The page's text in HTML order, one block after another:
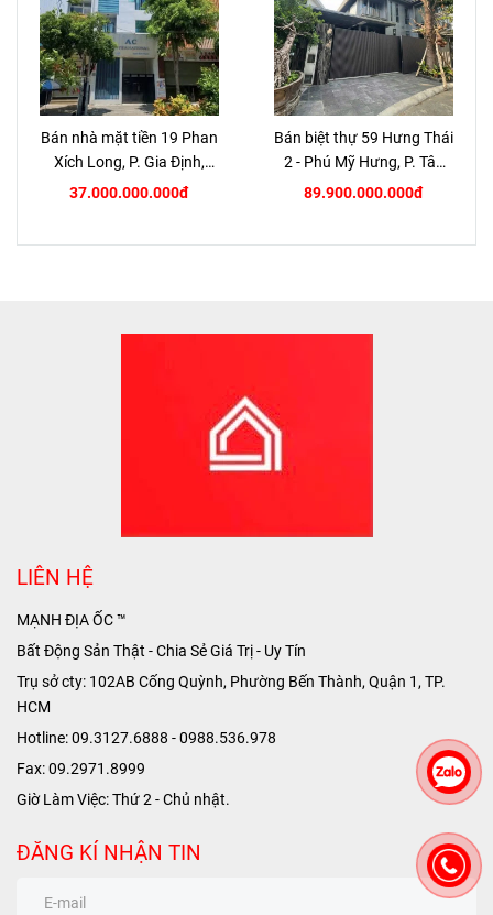
Bán nhà mặt tiền 19 Phan
Xích Long, P. Gia Định,
TP.HCM
37.000.000.000đ
Bán biệt thự 59 Hưng Thái
2 - Phú Mỹ Hưng, P. Tân
Hưng, Quận 7
89.900.000.000đ
LIÊN HỆ
MẠNH ĐỊA ỐC ™
Bất Động Sản Thật - Chia Sẻ Giá Trị - Uy Tín
Trụ sở cty: 102AB Cống Quỳnh, Phường Bến Thành, Quận 1, TP.
HCM
Hotline: 09.3127.6888 - 0988.536.978
Fax: 09.2971.8999
Giờ Làm Việc: Thứ 2 - Chủ nhật.
ĐĂNG KÍ NHẬN TIN